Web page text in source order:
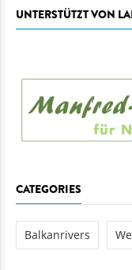
UNTERSTÜTZT VON
CATEGORIES
Balkanrivers